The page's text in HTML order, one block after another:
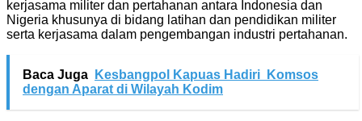
kerjasama militer dan pertahanan antara Indonesia dan
Nigeria khusunya di bidang latihan dan pendidikan militer
serta kerjasama dalam pengembangan industri pertahanan.
Baca Juga
Kesbangpol Kapuas Hadiri Komsos
dengan Aparat di Wilayah Kodim